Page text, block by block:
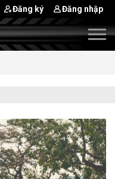
Đăng ký Đăng nhập